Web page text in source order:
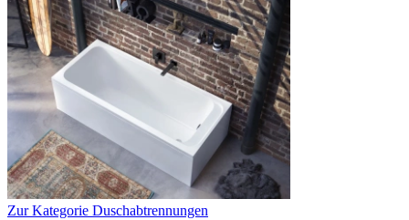
Zur Kategorie Duschabtrennungen